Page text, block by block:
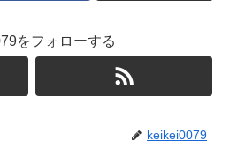
をフォローする
keikei0079